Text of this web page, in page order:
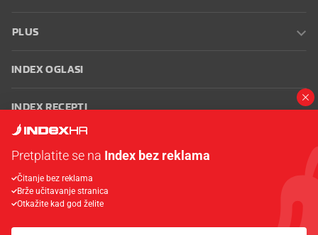
PLUS
INDEX OGLASI
INDEX RECEPTI
Oglašavanje Zaposli se na Indexu
korištenja
Postavke kolačića
Pretplatite se na Index bez reklama
Čitanje bez reklama
Brže učitavanje stranica
Otkažite kad god želite